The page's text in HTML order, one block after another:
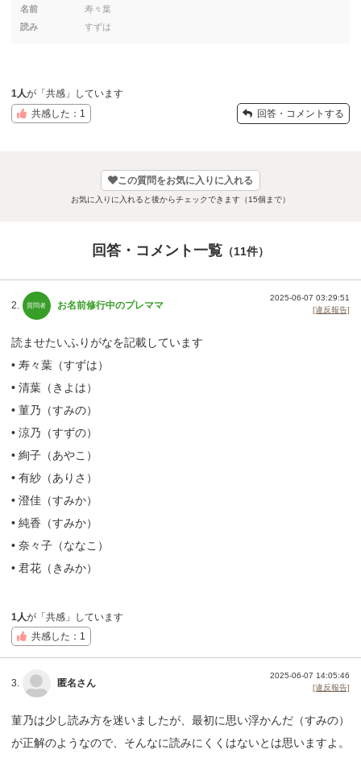
名前
寿々葉
読み
すずは
1人が「共感」しています
共感した：1
回答・コメントする
この質問をお気に入りに入れる
お気に入りに入れると後からチェックできます（15個まで）
回答・コメント一覧 （11件）
2. お名前修行中のプレママ
2025-06-07 03:29:51
[違反報告]
読ませたいふりがなを記載しています
• 寿々葉（すずは）
• 清葉（きよは）
• 菫乃（すみの）
• 涼乃（すずの）
• 絢子（あやこ）
• 有紗（ありさ）
• 澄佳（すみか）
• 純香（すみか）
• 奈々子（ななこ）
• 君花（きみか）
1人が「共感」しています
共感した：1
3. 匿名さん
2025-06-07 14:05:46
[違反報告]
菫乃は少し読み方を迷いましたが、最初に思い浮かんだ（すみの）
が正解のようなので、そんなに読みにくくはないとは思いますよ。